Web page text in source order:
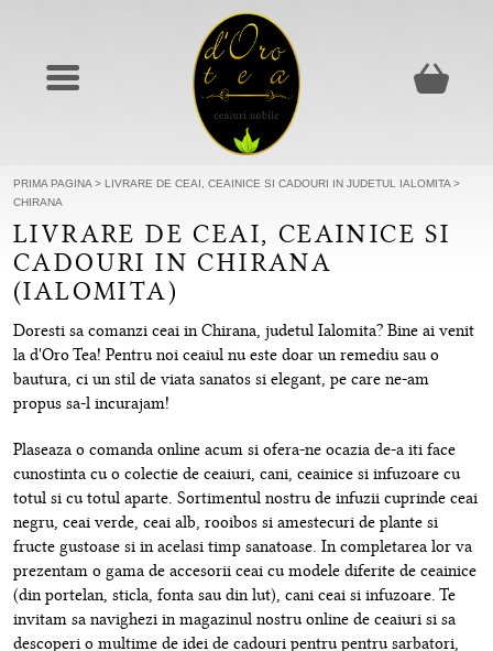
PRIMA PAGINA > LIVRARE DE CEAI, CEAINICE SI CADOURI IN JUDETUL IALOMITA >
CHIRANA
LIVRARE DE CEAI, CEAINICE SI
CADOURI IN CHIRANA
(IALOMITA)
Doresti sa comanzi ceai in Chirana, judetul Ialomita? Bine ai venit
la d'Oro Tea! Pentru noi ceaiul nu este doar un remediu sau o
bautura, ci un stil de viata sanatos si elegant, pe care ne-am
propus sa-l incurajam!
Plaseaza o comanda online acum si ofera-ne ocazia de-a iti face
cunostinta cu o colectie de ceaiuri, cani, ceainice si infuzoare cu
totul si cu totul aparte. Sortimentul nostru de infuzii cuprinde ceai
negru, ceai verde, ceai alb, rooibos si amestecuri de plante si
fructe gustoase si in acelasi timp sanatoase. In completarea lor va
prezentam o gama de accesorii ceai cu modele diferite de ceainice
(din portelan, sticla, fonta sau din lut), cani ceai si infuzoare. Te
invitam sa navighezi in magazinul nostru online de ceaiuri si sa
descoperi o multime de idei de cadouri pentru pentru sarbatori,